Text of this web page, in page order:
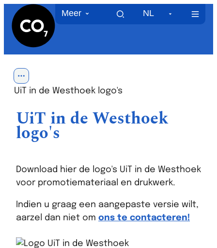
Naar inhoud
CO7 Meer NL
Toon alle broodkruimel items
UiT in de Westhoek logo's
UiT in de Westhoek
logo's
Download hier de logo's UiT in de Westhoek
voor promotiemateriaal en drukwerk.
Indien u graag een aangepaste versie wilt,
aarzel dan niet om ons te contacteren!